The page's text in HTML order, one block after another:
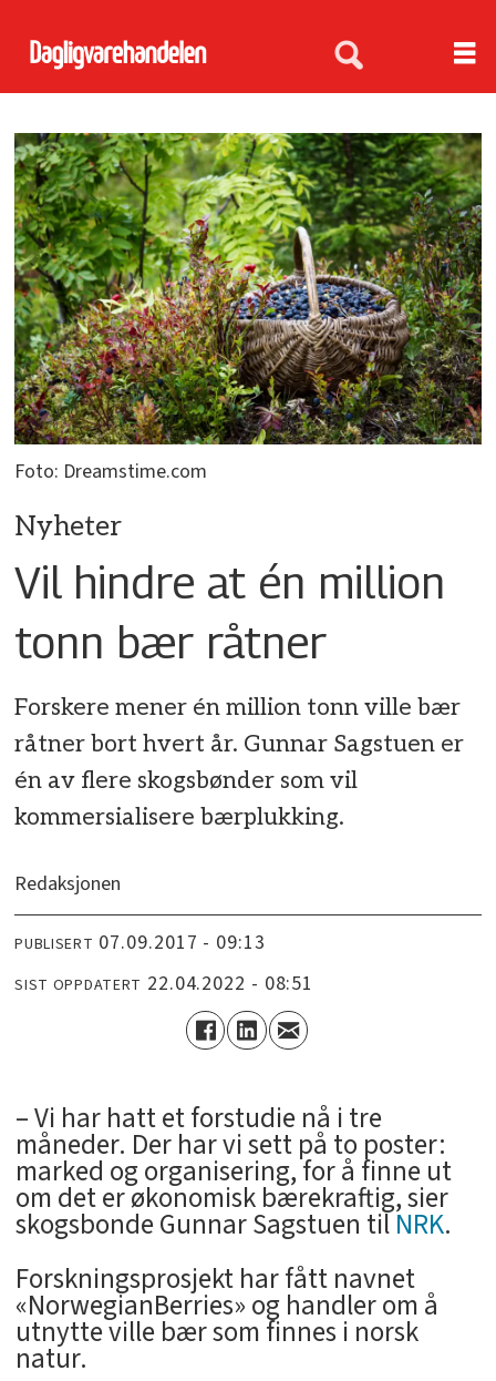
Foto: Dreamstime.com
Nyheter
Vil hindre at én million
tonn bær råtner
Forskere mener én million tonn ville bær
råtner bort hvert år. Gunnar Sagstuen er
én av flere skogsbønder som vil
kommersialisere bærplukking.
Redaksjonen
PUBLISERT 07.09.2017 - 09:13
SIST OPPDATERT 22.04.2022 - 08:51
– Vi har hatt et forstudie nå i tre
måneder. Der har vi sett på to poster:
marked og organisering, for å finne ut
om det er økonomisk bærekraftig, sier
skogsbonde Gunnar Sagstuen tilNRK.
Forskningsprosjekt har fått navnet
«NorwegianBerries» og handler om å
utnytte ville bær som finnes i norsk
natur.